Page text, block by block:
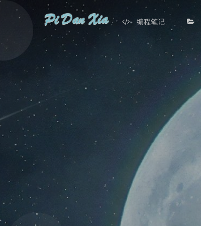
编程笔记